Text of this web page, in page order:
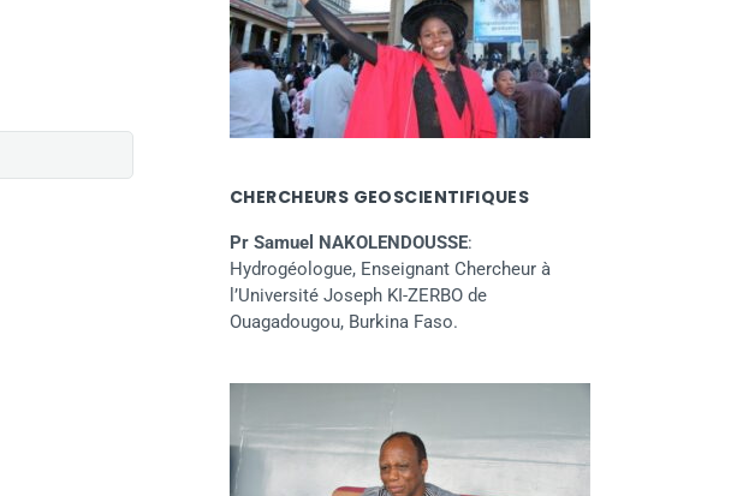
CHERCHEURS GEOSCIENTIFIQUES
Pr Samuel NAKOLENDOUSSE:
Hydrogéologue, Enseignant Chercheur à
l’Université Joseph KI-ZERBO de
Ouagadougou, Burkina Faso.